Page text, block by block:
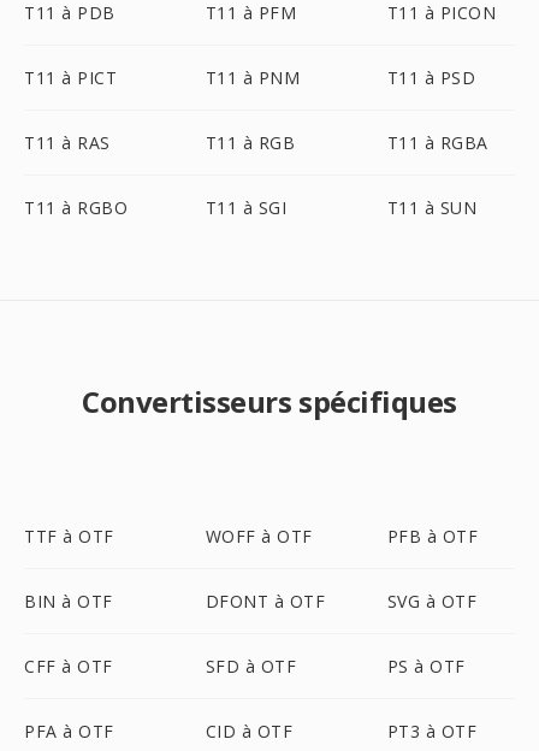
T11 à PDB T11 à PFM T11 à PICON
T11 à PICT T11 à PNM T11 à PSD
T11 à RAS T11 à RGB T11 à RGBA
T11 à RGBO T11 à SGI T11 à SUN
Convertisseurs spécifiques
TTF à OTF WOFF à OTF PFB à OTF
BIN à OTF DFONT à OTF SVG à OTF
CFF à OTF SFD à OTF PS à OTF
PFA à OTF CID à OTF PT3 à OTF